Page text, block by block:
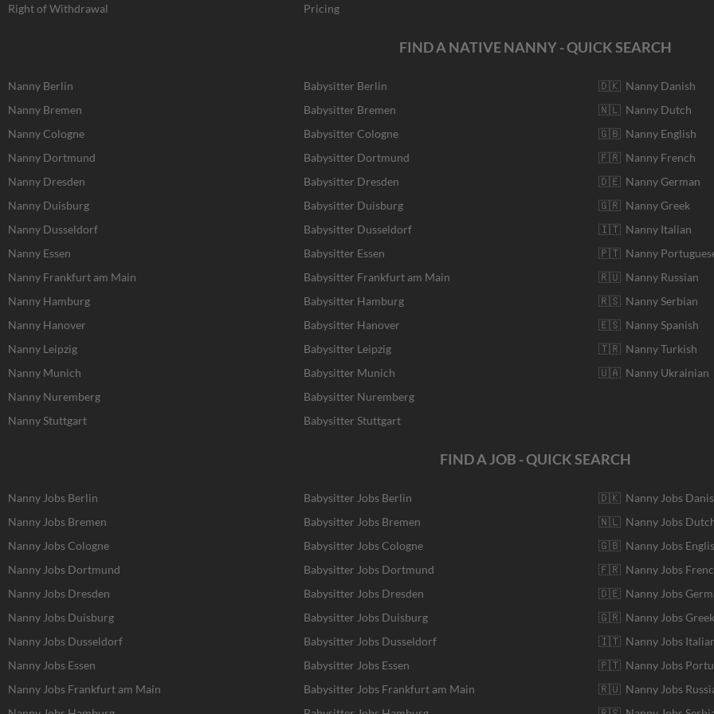
Right of Withdrawal
Pricing
FIND A NATIVE NANNY - QUICK SEARCH
Nanny Berlin
Nanny Bremen
Nanny Cologne
Nanny Dortmund
Nanny Dresden
Nanny Duisburg
Nanny Dusseldorf
Nanny Essen
Nanny Frankfurt am Main
Nanny Hamburg
Nanny Hanover
Nanny Leipzig
Nanny Munich
Nanny Nuremberg
Nanny Stuttgart
Babysitter Berlin
Babysitter Bremen
Babysitter Cologne
Babysitter Dortmund
Babysitter Dresden
Babysitter Duisburg
Babysitter Dusseldorf
Babysitter Essen
Babysitter Frankfurt am Main
Babysitter Hamburg
Babysitter Hanover
Babysitter Leipzig
Babysitter Munich
Babysitter Nuremberg
Babysitter Stuttgart
🇩🇰 Nanny Danish
🇳🇱 Nanny Dutch
🇬🇧 Nanny English
🇫🇷 Nanny French
🇩🇪 Nanny German
🇬🇷 Nanny Greek
🇮🇹 Nanny Italian
🇵🇹 Nanny
🇷🇺 Nanny Russian
🇷🇸 Nanny Serbian
🇪🇸 Nanny Spanish
🇹🇷 Nanny Turkish
🇺🇦 Nanny Ukrainian
FIND A JOB - QUICK SEARCH
Nanny Jobs Berlin
Nanny Jobs Bremen
Nanny Jobs Cologne
Nanny Jobs Dortmund
Nanny Jobs Dresden
Nanny Jobs Duisburg
Nanny Jobs Dusseldorf
Nanny Jobs Essen
Nanny Jobs Frankfurt am Main
Babysitter Jobs Berlin
Babysitter Jobs Bremen
Babysitter Jobs Cologne
Babysitter Jobs Dortmund
Babysitter Jobs Dresden
Babysitter Jobs Duisburg
Babysitter Jobs Dusseldorf
Babysitter Jobs Essen
Babysitter Jobs Frankfurt am Main
🇩🇰 Nanny Jobs
🇳🇱 Nanny Jobs
🇬🇧 Nanny Jobs
🇫🇷 Nanny Jobs
🇩🇪 Nanny Jobs
🇬🇷 Nanny Jobs
🇮🇹 Nanny Jobs
🇵🇹 Nanny Jobs
🇷🇺 Nanny Jobs